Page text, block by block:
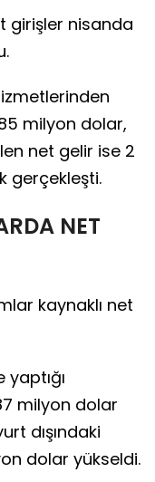
girişler nisanda
milyon dolar,
net gelir ise 2
gerçekleşti.
NET
kaynaklı net
yaptığı
milyon dolar
dışındaki
dolar yükseldi.